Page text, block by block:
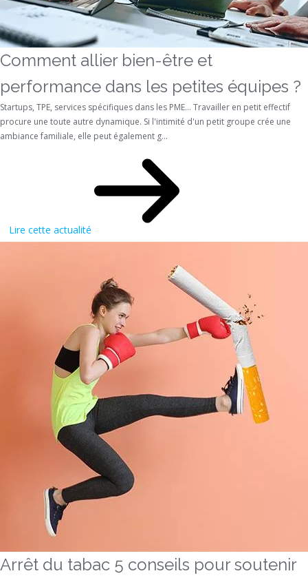
Comment allier bien-être et
performance dans les petites équipes ?
Startups, TPE, services spécifiques dans les PME… Travailler en petit effectif
procure une toute autre dynamique. Si l'intimité d'un petit groupe crée une
ambiance familiale, elle peut également g...
Lire cette actualité
Arrêt du tabac 5 conseils pour soutenir